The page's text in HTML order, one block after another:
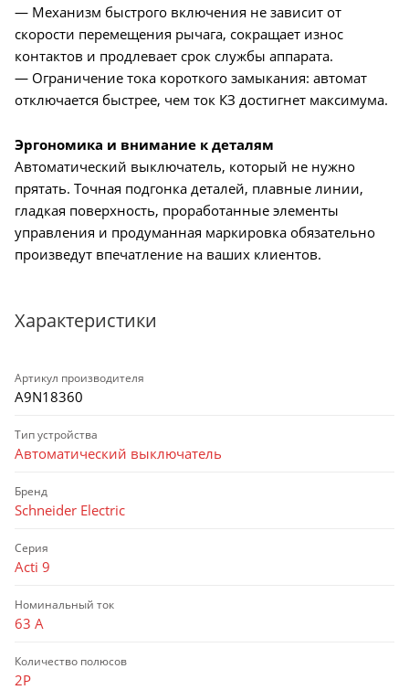
— Механизм быстрого включения не зависит от
скорости перемещения рычага, сокращает износ
контактов и продлевает срок службы аппарата.
— Ограничение тока короткого замыкания: автомат
отключается быстрее, чем ток КЗ достигнет максимума.
Эргономика и внимание к деталям
Автоматический выключатель, который не нужно
прятать. Точная подгонка деталей, плавные линии,
гладкая поверхность, проработанные элементы
управления и продуманная маркировка обязательно
произведут впечатление на ваших клиентов.
Характеристики
Артикул производителя
A9N18360
Тип устройства
Автоматический выключатель
Бренд
Schneider Electric
Серия
Acti 9
Номинальный ток
63 А
Количество полюсов
2P